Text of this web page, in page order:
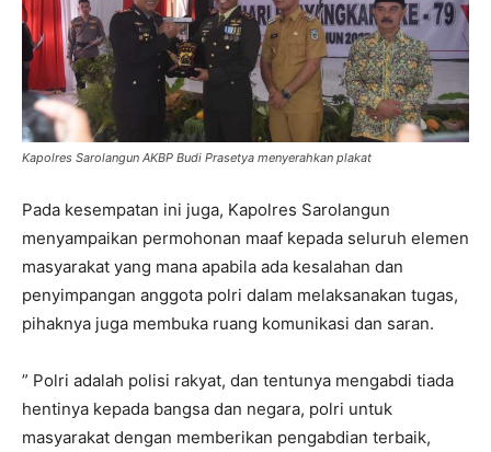
Kapolres Sarolangun AKBP Budi Prasetya menyerahkan plakat
Pada kesempatan ini juga, Kapolres Sarolangun
menyampaikan permohonan maaf kepada seluruh elemen
masyarakat yang mana apabila ada kesalahan dan
penyimpangan anggota polri dalam melaksanakan tugas,
pihaknya juga membuka ruang komunikasi dan saran.
” Polri adalah polisi rakyat, dan tentunya mengabdi tiada
hentinya kepada bangsa dan negara, polri untuk
masyarakat dengan memberikan pengabdian terbaik,